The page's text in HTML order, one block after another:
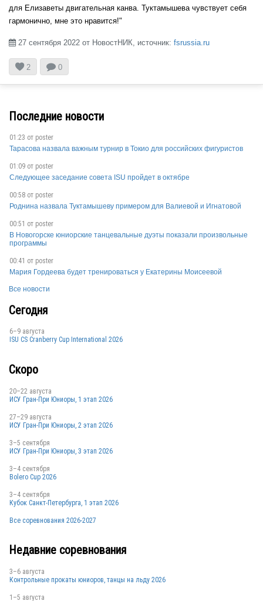
FRA
FRA
FRA
FRA
FRA
FRA
для Елизаветы двигательная канва. Туктамышева чувствует себя
гармонично, мне это нравится!"
 27 сентября 2022 от НовостНИК, источник: fsrussia.ru
2  0
Последние новости
01:23 от poster
Тарасова назвала важным турнир в Токио для российских фигуристов
01:09 от poster
Следующее заседание совета ISU пройдет в октябре
00:58 от poster
Роднина назвала Туктамышеву примером для Валиевой и Игнатовой
00:51 от poster
В Новогорске юниорские танцевальные дуэты показали произвольные
программы
00:41 от poster
Мария Гордеева будет тренироваться у Екатерины Моисеевой
Все новости
Сегодня
6–9 августа
ISU CS Cranberry Cup International 2026
Скоро
20–22 августа
ИСУ Гран-При Юниоры, 1 этап 2026
27–29 августа
ИСУ Гран-При Юниоры, 2 этап 2026
3–5 сентября
ИСУ Гран-При Юниоры, 3 этап 2026
3–4 сентября
Bolero Cup 2026
3–4 сентября
Кубок Санкт-Петербурга, 1 этап 2026
Все соревнования 2026-2027
Недавние соревнования
3–6 августа
Контрольные прокаты юниоров, танцы на льду 2026
1–5 августа